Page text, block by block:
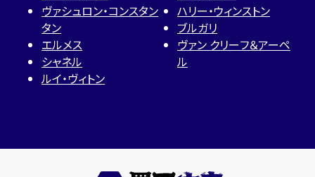
ヴァシュロン・コンスタン
タン
エルメス
シャネル
ルイ・ヴィトン
ハリー・ウィンストン
ブルガリ
ヴァン クリーフ＆アーペ
ル